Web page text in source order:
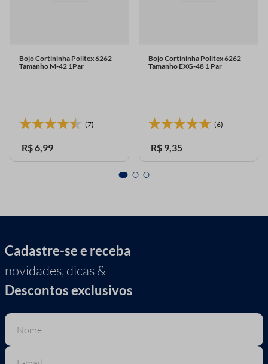
Bojo Cortininha Politex 6262
Tamanho M-42 1Par
(7)
R$6,99
Bojo Cortininha Politex 6262
Tamanho EXG-48 1 Par
(6)
R$ 9,35
Cadastre-se e receba
novidades, dicas &
Descontos exclusivos